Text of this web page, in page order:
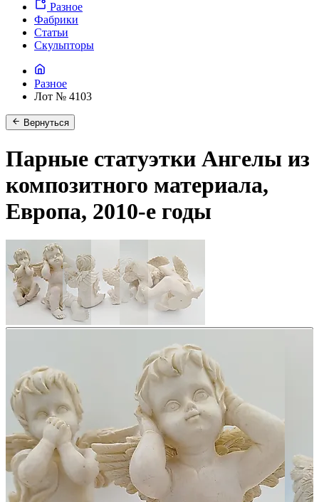
Разное
Фабрики
Статьи
Скульпторы
Разное
Лот № 4103
Вернуться
Парные статуэтки Ангелы из
композитного материала,
Европа, 2010-е годы